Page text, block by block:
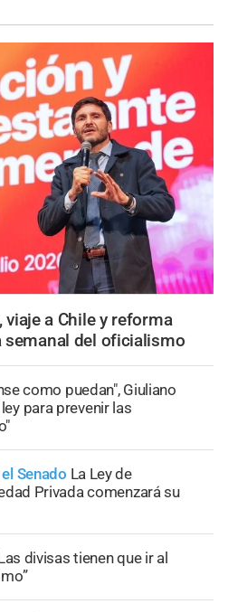
viaje a Chile y reforma
semanal del oficialismo
como puedan", Giuliano
para prevenir las
Senado La Ley de
Privada comenzará su
divisas tienen que ir al